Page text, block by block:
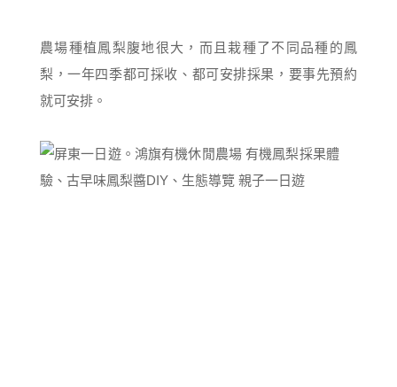
農場種植鳳梨腹地很大，而且栽種了不同品種的鳳
梨，一年四季都可採收、都可安排採果，要事先預約
就可安排。